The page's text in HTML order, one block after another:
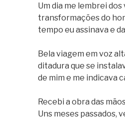
Um dia me lembrei
transformações do
tempo eu assinava e
Bela viagem em voz
ditadura que se
de mim e me indicava
Recebi a obra das
Uns meses passados,